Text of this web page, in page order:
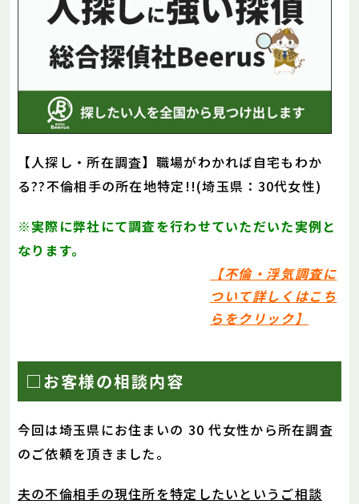
【人探し・所在調査】職場がわかれば自宅もわか
る??不倫相手の所在地特定!!(埼玉県：30代女性)
※実際に弊社にて調査を行わせていただいた実例と
なります。
【不倫・浮気調査に
ついて詳しくはこち
らをクリック】
□お客様の相談内容
今回は埼玉県にお住まいの 30 代女性から所在調査
のご依頼を頂きました。
夫の不倫相手の現住所を特定したいというご相談